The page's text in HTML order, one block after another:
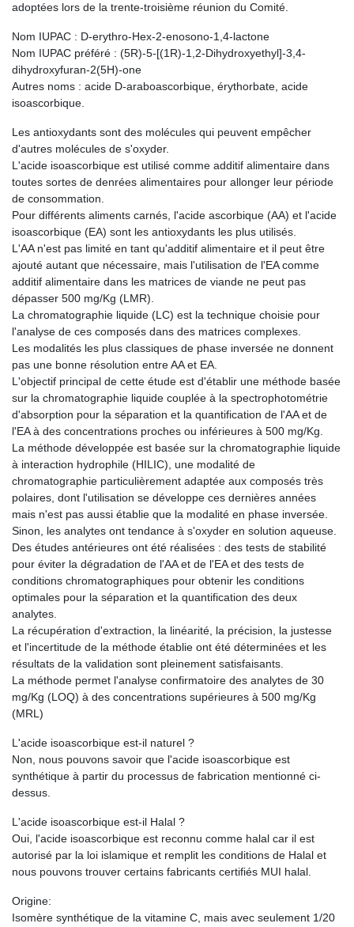
adoptées lors de la trente-troisième réunion du Comité.
Nom IUPAC : D-erythro-Hex-2-enosono-1,4-lactone
Nom IUPAC préféré : (5R)-5-[(1R)-1,2-Dihydroxyethyl]-3,4-
dihydroxyfuran-2(5H)-one
Autres noms : acide D-araboascorbique, érythorbate, acide
isoascorbique.
Les antioxydants sont des molécules qui peuvent empêcher
d'autres molécules de s'oxyder.
L'acide isoascorbique est utilisé comme additif alimentaire dans
toutes sortes de denrées alimentaires pour allonger leur période
de consommation.
Pour différents aliments carnés, l'acide ascorbique (AA) et l'acide
isoascorbique (EA) sont les antioxydants les plus utilisés.
L'AA n'est pas limité en tant qu'additif alimentaire et il peut être
ajouté autant que nécessaire, mais l'utilisation de l'EA comme
additif alimentaire dans les matrices de viande ne peut pas
dépasser 500 mg/Kg (LMR).
La chromatographie liquide (LC) est la technique choisie pour
l'analyse de ces composés dans des matrices complexes.
Les modalités les plus classiques de phase inversée ne donnent
pas une bonne résolution entre AA et EA.
L'objectif principal de cette étude est d'établir une méthode basée
sur la chromatographie liquide couplée à la spectrophotométrie
d'absorption pour la séparation et la quantification de l'AA et de
l'EA à des concentrations proches ou inférieures à 500 mg/Kg.
La méthode développée est basée sur la chromatographie liquide
à interaction hydrophile (HILIC), une modalité de
chromatographie particulièrement adaptée aux composés très
polaires, dont l'utilisation se développe ces dernières années
mais n'est pas aussi établie que la modalité en phase inversée.
Sinon, les analytes ont tendance à s'oxyder en solution aqueuse.
Des études antérieures ont été réalisées : des tests de stabilité
pour éviter la dégradation de l'AA et de l'EA et des tests de
conditions chromatographiques pour obtenir les conditions
optimales pour la séparation et la quantification des deux
analytes.
La récupération d'extraction, la linéarité, la précision, la justesse
et l'incertitude de la méthode établie ont été déterminées et les
résultats de la validation sont pleinement satisfaisants.
La méthode permet l'analyse confirmatoire des analytes de 30
mg/Kg (LOQ) à des concentrations supérieures à 500 mg/Kg
(MRL)
L'acide isoascorbique est-il naturel ?
Non, nous pouvons savoir que l'acide isoascorbique est
synthétique à partir du processus de fabrication mentionné ci-
dessus.
L'acide isoascorbique est-il Halal ?
Oui, l'acide isoascorbique est reconnu comme halal car il est
autorisé par la loi islamique et remplit les conditions de Halal et
nous pouvons trouver certains fabricants certifiés MUI halal.
Origine:
Isomère synthétique de la vitamine C, mais avec seulement 1/20